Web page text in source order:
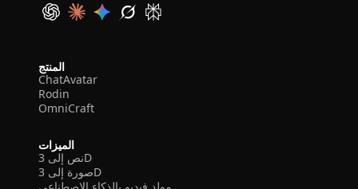
المنتج
ChatAvatar
Rodin
OmniCraft
الميزات
نص إلى 3D
صورة إلى 3D